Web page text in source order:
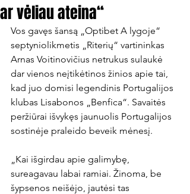
ar vėliau ateina“
Vos gavęs šansą „Optibet A lygoje“
septyniolikmetis „Riterių“ vartininkas
Arnas Voitinovičius netrukus sulaukė
dar vienos neįtikėtinos žinios apie tai,
kad juo domisi legendinis Portugalijos
klubas Lisabonos „Benfica“. Savaitės
peržiūrai išvykęs jaunuolis Portugalijos
sostinėje praleido beveik mėnesį.
„Kai išgirdau apie galimybę,
sureagavau labai ramiai. Žinoma, be
šypsenos neišėjo, jautėsi tas